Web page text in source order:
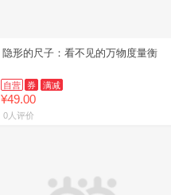
隐形的尺子：看不见的万物度量衡
自营 券 满减
¥49.00
0人评价